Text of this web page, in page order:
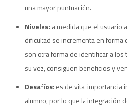
una mayor puntuación.
Niveles: a medida que el usuario
dificultad se incrementa en forma
son otra forma de identificar a los
su vez, consiguen beneficios y
Desafíos: es de vital importancia
alumno, por lo que la integración